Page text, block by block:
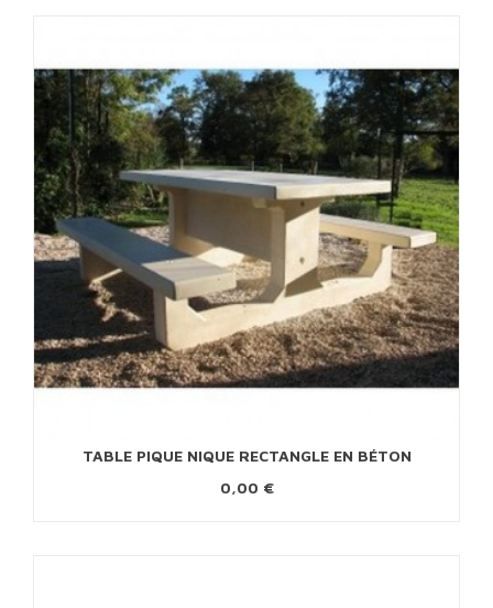
TABLE PIQUE NIQUE RECTANGLE EN BÉTON
0,00 €